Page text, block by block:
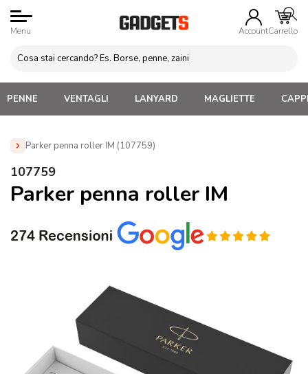
Menu AccountCarrello
PENNE VENTAGLI LANYARD MAGLIETTE
Parker penna roller IM (107759)
Home »
roller IM (107759)
107759
Parker penna roller IM